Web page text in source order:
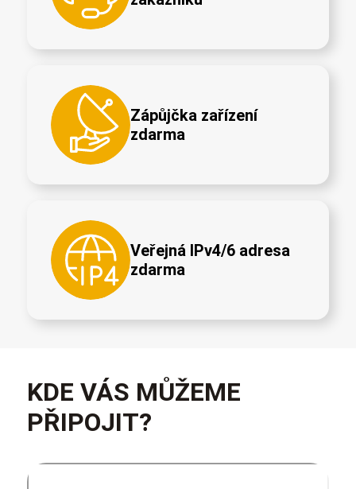
Zápůjčka zařízení
zdarma
Veřejná IPv4/6 adresa
zdarma
KDE VÁS MŮŽEME
PŘIPOJIT?